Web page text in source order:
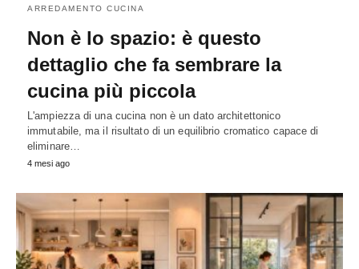
ARREDAMENTO CUCINA
Non è lo spazio: è questo
dettaglio che fa sembrare la
cucina più piccola
L'ampiezza di una cucina non è un dato architettonico
immutabile, ma il risultato di un equilibrio cromatico capace di
eliminare…
4 mesi ago